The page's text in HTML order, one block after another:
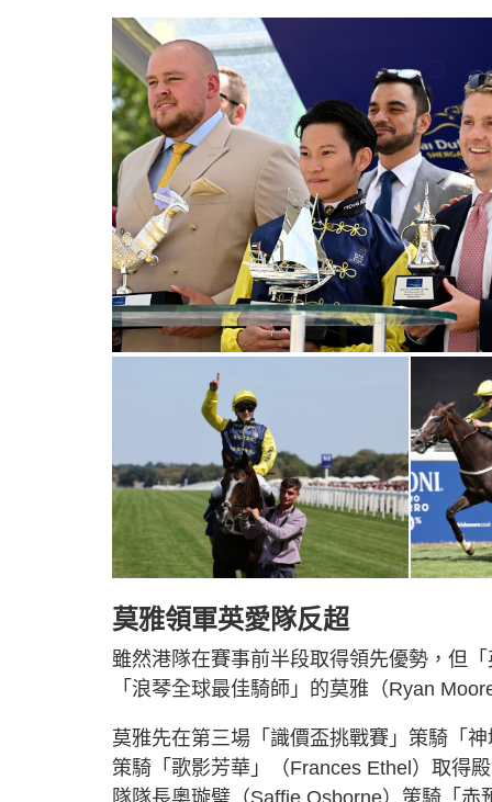
莫雅領軍英愛隊反超
雖然港隊在賽事前半段取得領先優勢，但
「浪琴全球最佳騎師」的莫雅（Ryan
莫雅先在第三場「識價盃挑戰賽」策騎「
策騎「歌影芳華」（Frances Ethel）取得
隊隊長奧璇璧（Saffie Osborne）策騎「